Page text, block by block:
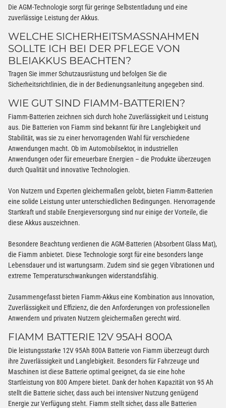
Die AGM-Technologie sorgt für geringe Selbstentladung und eine
zuverlässige Leistung der Akkus.
WELCHE SICHERHEITSMASSNAHMEN S
OLLTE ICH BEI DER PFLEGE VON B
LEIAKKUS BEACHTEN?
Tragen Sie immer Schutzausrüstung und befolgen Sie die
Sicherheitsrichtlinien, die in der Bedienungsanleitung angegeben sind.
WIE GUT SIND FIAMM-BATTERIEN?
Fiamm-Batterien zeichnen sich durch hohe Zuverlässigkeit und Leistung
aus. Die Batterien von Fiamm sind bekannt für ihre Langlebigkeit und
Stabilität, was sie zu einer hervorragenden Wahl für verschiedene
Anwendungen macht. Ob im Automobilsektor, in industriellen
Anwendungen oder für erneuerbare Energien – die Produkte überzeugen
durch Qualität und innovative Technologien.
Von Nutzern und Experten gleichermaßen gelobt, bieten Fiamm-Batterien
eine solide Leistung unter unterschiedlichen Bedingungen. Hervorragende
Startkraft und stabile Energieversorgung sind nur einige der Vorteile, die
diese Akkus auszeichnen.
Besondere Beachtung verdienen die AGM-Batterien (Absorbent Glass Mat),
die Fiamm anbietet. Diese Technologie sorgt für eine besonders lange
Lebensdauer und ist wartungsarm. Zudem sind sie gegen Vibrationen und
extreme Temperaturschwankungen widerstandsfähig.
Zusammengefasst bieten Fiamm-Akkus eine Kombination aus Innovation,
Zuverlässigkeit und Effizienz, die den Anforderungen von professionellen
Anwendern und privaten Nutzern gleichermaßen gerecht wird.
FIAMM BATTERIE 12V 95AH 800A
Die leistungsstarke 12V 95Ah 800A Batterie von Fiamm überzeugt durch
ihre Zuverlässigkeit und Langlebigkeit. Besonders für Fahrzeuge und
Maschinen ist diese Batterie optimal geeignet, da sie eine hohe
Startleistung von 800 Ampere bietet. Dank der hohen Kapazität von 95 Ah
stellt die Batterie sicher, dass auch bei intensiver Nutzung genügend
Energie zur Verfügung steht. Fiamm stellt sicher, dass alle Batterien